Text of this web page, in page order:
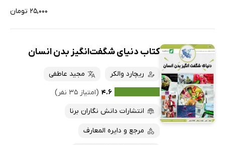
۲۵,۰۰۰ تومان
کتاب دنیای شگفت‌انگیز بدن انسان
ریچارد والکر
مجید عاطفی
۴.۶ (امتیاز ۳۵ نفر)
انتشارات دانش نگاران برنا
مرجع و دایره المعارف